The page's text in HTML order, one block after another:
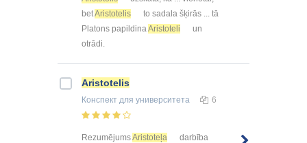
betAristotelis
to sadala šķirās ... tā
Platons papildina Aristoteli
un
otrādi.
Aristotelis
Конспект для университета 6
RezumējumsAristoteļa
darbība